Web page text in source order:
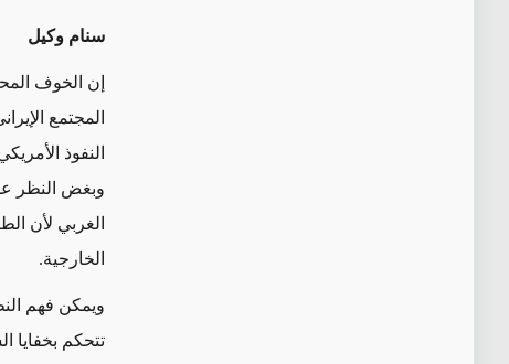
سنام وكيل
إن الخوف
المجتمع
النفوذ
وبغض النظر
الغربي لأن
الخارجية.
ويمكن فهم
تتحكم بخفايا